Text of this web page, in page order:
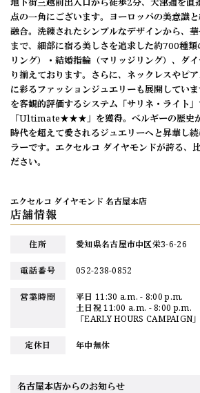
点の一角にございます。ヨーロッパの美意識
融合。洗練されたシンプルなデザインから、
まで、細部に宿る美しさを追求した約700種
リング）・結婚指輪（マリッジリング）、ダ
り揃えております。さらに、ネックレスやピ
に彩るファッションジュエリーも展開してい
を客観的評価するシステム「サリネ・ライト
「Ultimate★★★」を獲得。ベルギーの歴史が
時代を超えて愛されるジュエリーへと昇華し
ラーです。エクセルコ ダイヤモンドが誇る、
ださい。
エクセルコ ダイヤモンド 名古屋本店
店舗情報
住所 愛知県名古屋市中区栄3-6-26
電話番号 052-238-0852
営業時間
平日 11:30 a.m. - 8:00 p.m.
土日祝 11:00 a.m. - 8:00 p.m.
「EARLY HOURS CAMPAIGN
定休日 年中無休
名古屋本店からのお知らせ